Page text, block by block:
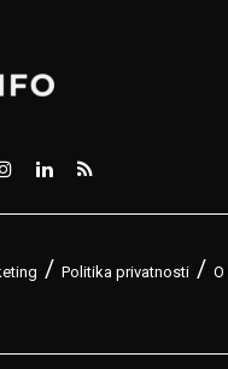
Politika privatnosti O